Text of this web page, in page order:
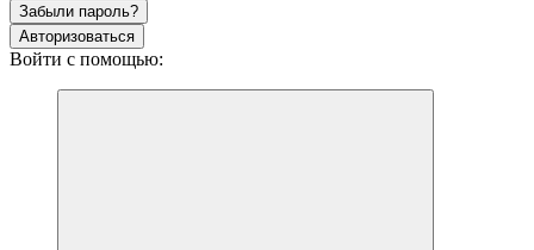
Забыли пароль?
Авторизоваться
Войти с помощью: